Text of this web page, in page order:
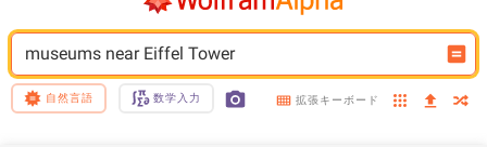
museums near Eiffel Tower
自然言語 数学入力 拡張キーボード